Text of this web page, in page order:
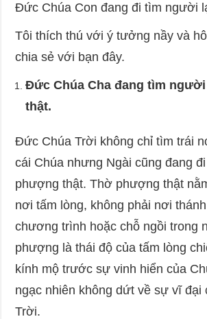
Đức Chúa Con đang đi tìm người
Tôi thích thú với ý tưởng nầy và
chia sẻ với bạn đây.
Đức Chúa Cha đang tìm
thật.
Đức Chúa Trời không chỉ tìm trái
cái Chúa nhưng Ngài cũng đang
phượng thật. Thờ phượng thật
nơi tấm lòng, không phải nơi
chương trình hoặc chỗ ngồi trong
phượng là thái độ của tấm lòng
kính mộ trước sự vinh hiển của
ngạc nhiên không dứt về sự vĩ
Trời.